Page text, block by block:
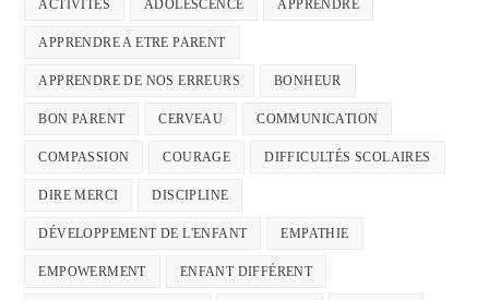
ACTIVITÉS ADOLESCENCE APPRENDRE
APPRENDRE A ETRE PARENT
APPRENDRE DE NOS ERREURS BONHEUR
BON PARENT CERVEAU COMMUNICATION
COMPASSION COURAGE DIFFICULTÉS SCOLAIRES
DIRE MERCI DISCIPLINE
DÉVELOPPEMENT DE L'ENFANT EMPATHIE
EMPOWERMENT ENFANT DIFFÉRENT